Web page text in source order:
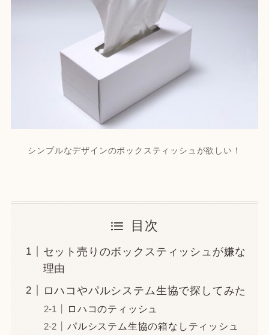
シンプルなデザインのボックスティッシュが欲しい！
目次
セット売りのボックスティッシュが嫌な
理由
ロハコやパルシステム生協で探してみた
ロハコのティッシュ
パルシステム生協の箱なしティッシュ